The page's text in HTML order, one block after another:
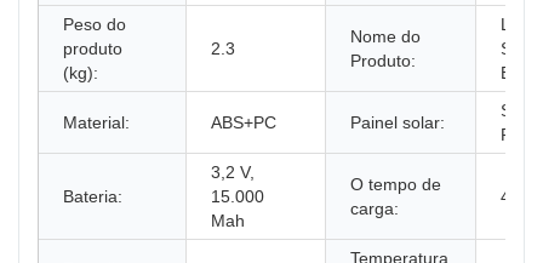
Peso do
produto
(kg):
2.3
Nome do
Produto:
Material: ABS+PC Painel solar:
Bateria:
3,2 V,
15.000
Mah
O tempo de
carga:
4-6
Temperatura